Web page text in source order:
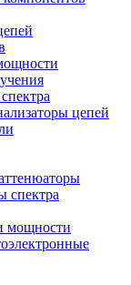
цепей
спектра
мощности